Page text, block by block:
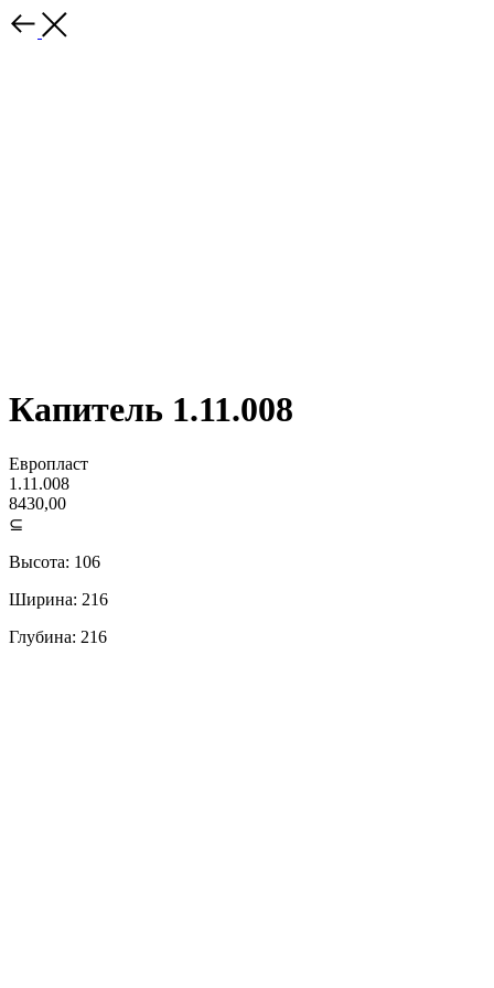
Капитель 1.11.008
Европласт
1.11.008
8430,00
⊆
Высота: 106
Ширина: 216
Глубина: 216